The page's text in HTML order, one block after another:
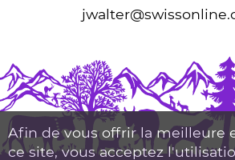
Afin de vous offrir la meilleure
ce site, vous acceptez